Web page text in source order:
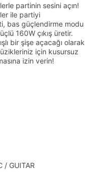
partinin sesini açın!
ile partiyi
bas güçlendirme modu
160W çıkış üretir.
bir şişe açacağı olarak
için kusursuz
izin verin!
/ GUITAR